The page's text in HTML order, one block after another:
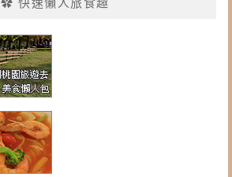
✿ 快速懶人旅食趣